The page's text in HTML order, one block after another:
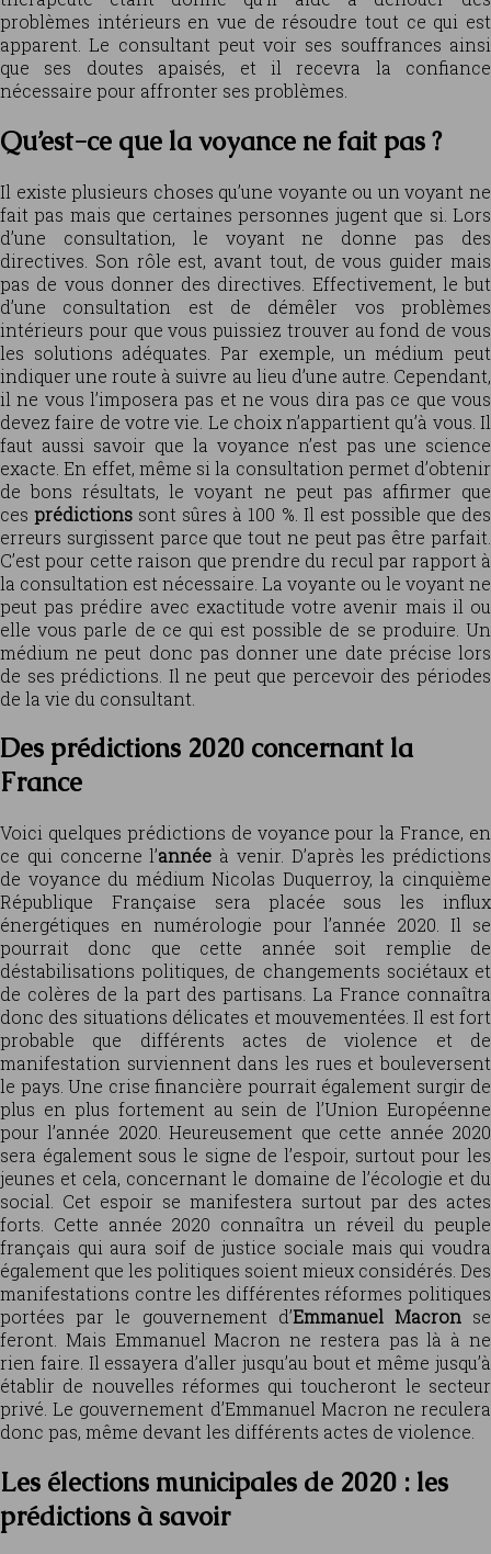
problèmes intérieurs en vue de résoudre tout ce qui est
apparent. Le consultant peut voir ses souffrances ainsi
que ses doutes apaisés, et il recevra la confiance
nécessaire pour affronter ses problèmes.
Qu’est-ce que la voyance ne fait pas ?
Il existe plusieurs choses qu’une voyante ou un voyant ne
fait pas mais que certaines personnes jugent que si. Lors
d’une consultation, le voyant ne donne pas des
directives. Son rôle est, avant tout, de vous guider mais
pas de vous donner des directives. Effectivement, le but
d’une consultation est de démêler vos problèmes
intérieurs pour que vous puissiez trouver au fond de vous
les solutions adéquates. Par exemple, un médium peut
indiquer une route à suivre au lieu d’une autre. Cependant,
il ne vous l’imposera pas et ne vous dira pas ce que vous
devez faire de votre vie. Le choix n’appartient qu’à vous. Il
faut aussi savoir que la voyance n’est pas une science
exacte. En effet, même si la consultation permet d’obtenir
de bons résultats, le voyant ne peut pas affirmer que
cesprédictions sont sûres à 100 %. Il est possible que des
erreurs surgissent parce que tout ne peut pas être parfait.
C’est pour cette raison que prendre du recul par rapport à
la consultation est nécessaire. La voyante ou le voyant ne
peut pas prédire avec exactitude votre avenir mais il ou
elle vous parle de ce qui est possible de se produire. Un
médium ne peut donc pas donner une date précise lors
de ses prédictions. Il ne peut que percevoir des périodes
de la vie du consultant.
Des prédictions 2020 concernant la
France
Voici quelques prédictions de voyance pour la France, en
ce qui concerne l’année à venir. D’après les prédictions
de voyance du médium Nicolas Duquerroy, la cinquième
République Française sera placée sous les influx
énergétiques en numérologie pour l’année 2020. Il se
pourrait donc que cette année soit remplie de
déstabilisations politiques, de changements sociétaux et
de colères de la part des partisans. La France connaîtra
donc des situations délicates et mouvementées. Il est fort
probable que différents actes de violence et de
manifestation surviennent dans les rues et bouleversent
le pays. Une crise financière pourrait également surgir de
plus en plus fortement au sein de l’Union Européenne
pour l’année 2020. Heureusement que cette année 2020
sera également sous le signe de l’espoir, surtout pour les
jeunes et cela, concernant le domaine de l’écologie et du
social. Cet espoir se manifestera surtout par des actes
forts. Cette année 2020 connaîtra un réveil du peuple
français qui aura soif de justice sociale mais qui voudra
également que les politiques soient mieux considérés. Des
manifestations contre les différentes réformes politiques
portées par le gouvernement d’Emmanuel Macron se
feront. Mais Emmanuel Macron ne restera pas là à ne
rien faire. Il essayera d’aller jusqu’au bout et même jusqu’à
établir de nouvelles réformes qui toucheront le secteur
privé. Le gouvernement d’Emmanuel Macron ne reculera
donc pas, même devant les différents actes de violence.
Les élections municipales de 2020 : les
prédictions à savoir